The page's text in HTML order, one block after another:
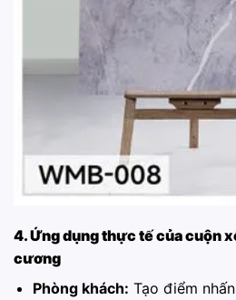
4. Ứng dụng thực tế của cuộn
cương
Phòng khách: Tạo điểm